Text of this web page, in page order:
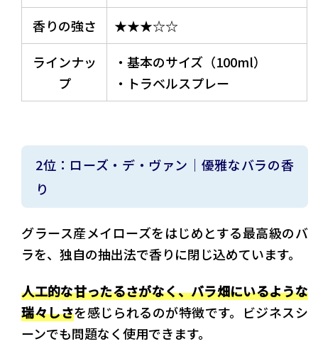
香りの強さ
★★★☆☆
ラインナッ
プ
・基本のサイズ（100ml）
・トラベルスプレー
2位：ローズ・デ・ヴァン｜優雅なバラの香
り
グラース産メイローズをはじめとする最高級のバ
ラを、独自の抽出法で香りに閉じ込めています。
人工的な甘ったるさがなく、バラ畑にいるような
瑞々しさを感じられるのが特徴です。ビジネスシ
ーンでも問題なく使用できます。